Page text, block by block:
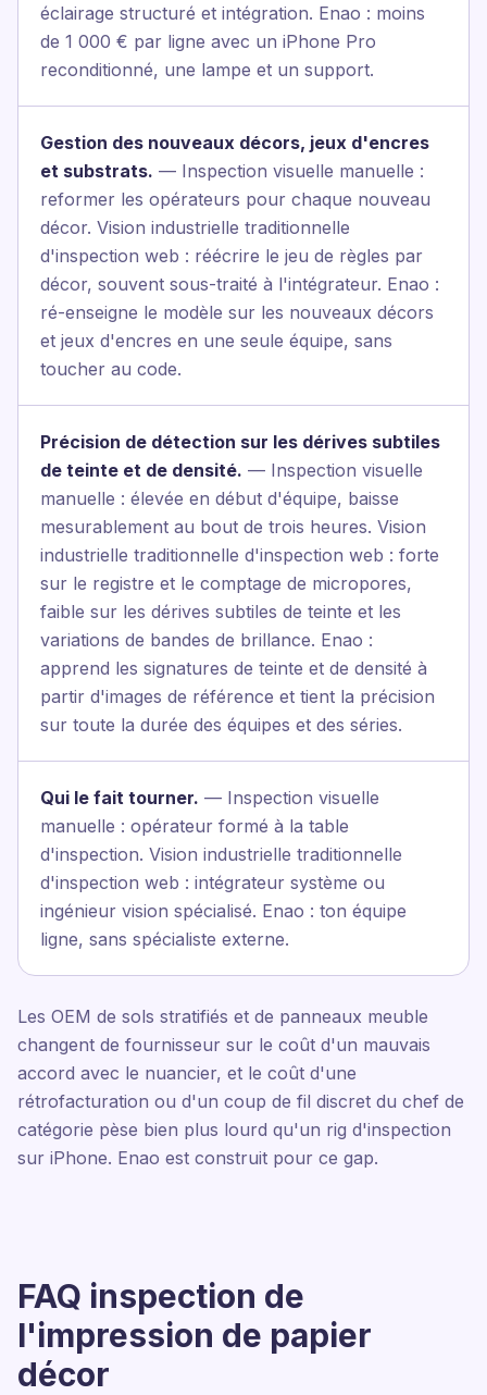
éclairage structuré et intégration. Enao : moins
de 1 000 € par ligne avec un iPhone Pro
reconditionné, une lampe et un support.
Gestion des nouveaux décors, jeux d'encres
et substrats. — Inspection visuelle manuelle :
reformer les opérateurs pour chaque nouveau
décor. Vision industrielle traditionnelle
d'inspection web : réécrire le jeu de règles par
décor, souvent sous-traité à l'intégrateur. Enao :
ré-enseigne le modèle sur les nouveaux décors
et jeux d'encres en une seule équipe, sans
toucher au code.
Précision de détection sur les dérives subtiles
de teinte et de densité. — Inspection visuelle
manuelle : élevée en début d'équipe, baisse
mesurablement au bout de trois heures. Vision
industrielle traditionnelle d'inspection web : forte
sur le registre et le comptage de micropores,
faible sur les dérives subtiles de teinte et les
variations de bandes de brillance. Enao :
apprend les signatures de teinte et de densité à
partir d'images de référence et tient la précision
sur toute la durée des équipes et des séries.
Qui le fait tourner. — Inspection visuelle
manuelle : opérateur formé à la table
d'inspection. Vision industrielle traditionnelle
d'inspection web : intégrateur système ou
ingénieur vision spécialisé. Enao : ton équipe
ligne, sans spécialiste externe.
Les OEM de sols stratifiés et de panneaux meuble
changent de fournisseur sur le coût d'un mauvais
accord avec le nuancier, et le coût d'une
rétrofacturation ou d'un coup de fil discret du chef de
catégorie pèse bien plus lourd qu'un rig d'inspection
sur iPhone. Enao est construit pour ce gap.
FAQ inspection de
l'impression de papier
décor